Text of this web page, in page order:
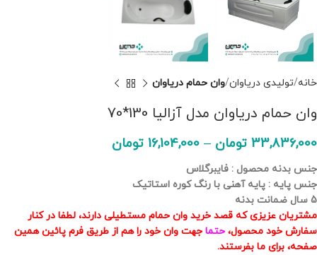
خانه تولیدی دریاوان وان حمام دریاوان
وان حمام دریاوان مدل آزالیا 130*70
33,836,000 تومان –
16,104,000 تومان
جنس بدنه محصول : فایبرگلاس
جنس پایه : پایه آهنی با رنگ کوره استاتیک
5 سال ضمانت بدنه
مشتریان عزیزی که قصد خرید وان حمام مستطیلی دارند، لطفا در کنار
سفارش خود محصول، حتما جهت وان خود را هم از طریق فرم پائین همین
صفحه، برای ما بفرستند.